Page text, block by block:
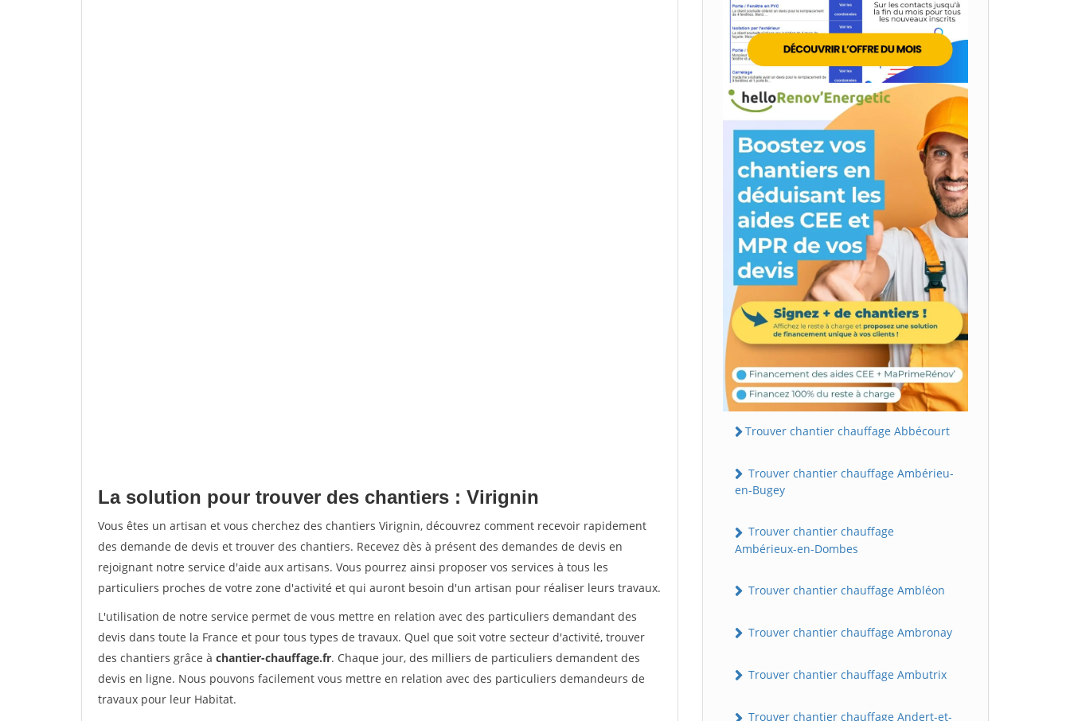
La solution pour trouver des chantiers : Virignin
Vous êtes un artisan et vous cherchez des chantiers Virignin, découvrez comment recevoir rapidement
des demande de devis et trouver des chantiers. Recevez dès à présent des demandes de devis en
rejoignant notre service d'aide aux artisans. Vous pourrez ainsi proposer vos services à tous les
particuliers proches de votre zone d'activité et qui auront besoin d'un artisan pour réaliser leurs travaux.
L'utilisation de notre service permet de vous mettre en relation avec des particuliers demandant des
devis dans toute la France et pour tous types de travaux. Quel que soit votre secteur d'activité, trouver
des chantiers grâce à chantier-chauffage.fr. Chaque jour, des milliers de particuliers demandent des
devis en ligne. Nous pouvons facilement vous mettre en relation avec des particuliers demandeurs de
travaux pour leur Habitat.
Trouver chantier chauffage Abbécourt
Trouver chantier chauffage Ambérieu-
en-Bugey
Trouver chantier chauffage
Ambérieux-en-Dombes
Trouver chantier chauffage Ambléon
Trouver chantier chauffage Ambronay
Trouver chantier chauffage Ambutrix
Trouver chantier chauffage Andert-et-